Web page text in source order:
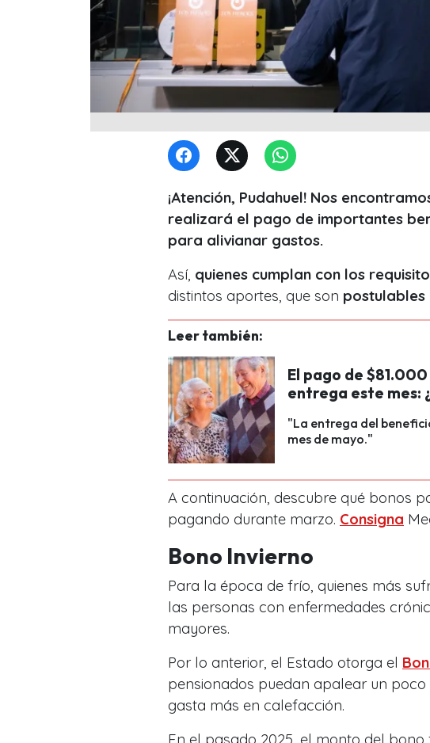
¡Atención, Pudahuel! Nos
realizará el pago de importantes
para alivianar gastos.
Así, quienes cumplan con los
distintos aportes, que son postulables
Leer también:
El pago de
entrega este mes:
"La entrega del
mes de mayo."
A continuación, descubre qué bonos
pagando durante marzo. Consigna
Bono Invierno
Para la época de frío, quienes más
las personas con enfermedades
mayores.
Por lo anterior, el Estado otorga el
pensionados puedan apalear un
gasta más en calefacción.
En el pasado 2025, el monto del bono